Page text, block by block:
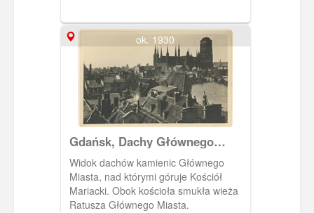
ok. 1930
Gdańsk, Dachy Głównego
Miasta
Widok dachów kamienic Głównego
Miasta, nad którymi góruje Kościół
Mariacki. Obok kościoła smukła wieża
Ratusza Głównego Miasta.